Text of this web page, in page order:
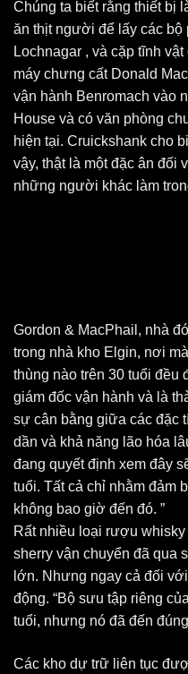
Chúng ta biết rằng thiết bị
ăn thịt người để lấy các
Lochnagar , và cặp tĩnh
máy chưng cất Donald
vận hành Benromach vào
House và có văn phòng
hiện tại. Cruickshank cho
vậy, thật là một đặc ân
những người khác làm
Gordon & MacPhail, nhà
trong nhà kho Elgin, nơi
thùng nào trên 30 tuổi đều
giám đốc vận hành và là
sự cân bằng giữa các đặc
dần và khả năng lão hóa
đang quyết định xem đây
tuổi. Tất cả chỉ nhằm đảm
không bao giờ đến đó. ”
Rất nhiều loại rượu
sherry vận chuyển đã qua
lớn. Nhưng ngay cả đối
động. “Bộ sưu tập riêng
tuổi, nhưng nó đã đến
Các kho dự trữ liên tục